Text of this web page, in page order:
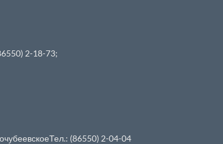
2-18-73;
(86550) 2-04-04